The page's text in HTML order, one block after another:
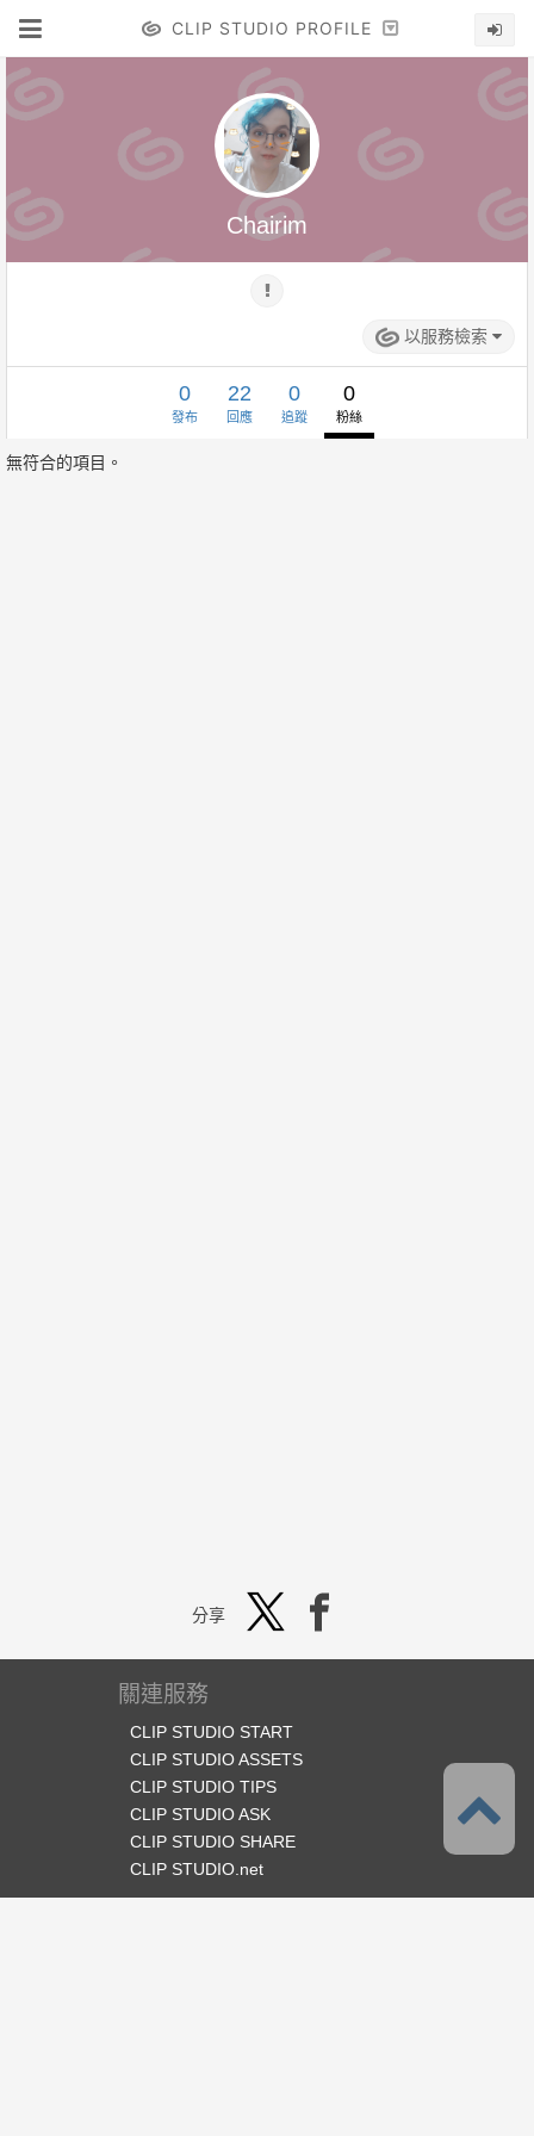
CLIP STUDIO PROFILE
Chairim
以服務檢索
0
發布
22
回應
0
追蹤
0
粉絲
無符合的項目。
分享
關連服務
CLIP STUDIO START
CLIP STUDIO ASSETS
CLIP STUDIO TIPS
CLIP STUDIO ASK
CLIP STUDIO SHARE
CLIP STUDIO.net